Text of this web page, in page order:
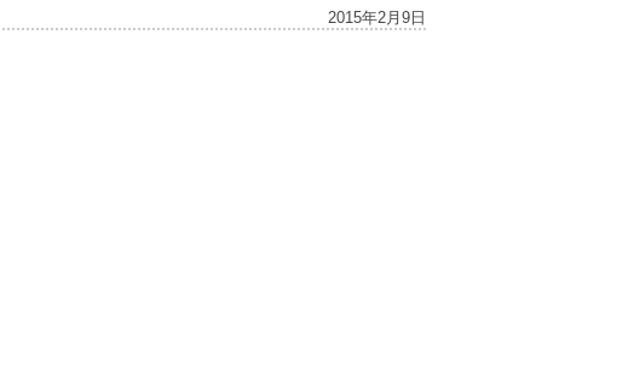
2015年2月9日